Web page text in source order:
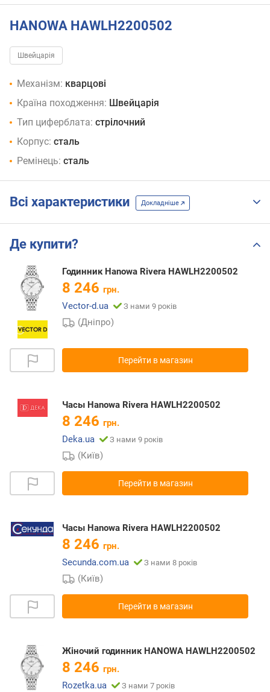
HANOWA HAWLH2200502
Швейцарія
Механізм: кварцові
Країна походження: Швейцарія
Тип циферблата: стрілочний
Корпус: сталь
Ремінець: сталь
Всі характеристики Докладніше
Де купити?
Годинник Hanowa Rivera HAWLH2200502
8 246 грн.
Vector-d.ua
З нами 9 років
(Дніпро)
Перейти в магазин
Часы Hanowa Rivera HAWLH2200502
8 246 грн.
Deka.ua
З нами 9 років
(Київ)
Перейти в магазин
Часы Hanowa Rivera HAWLH2200502
8 246 грн.
Secunda.com.ua
З нами 8 років
(Київ)
Перейти в магазин
Жіночий годинник HANOWA HAWLH2200502
8 246 грн.
Rozetka.ua
З нами 7 років